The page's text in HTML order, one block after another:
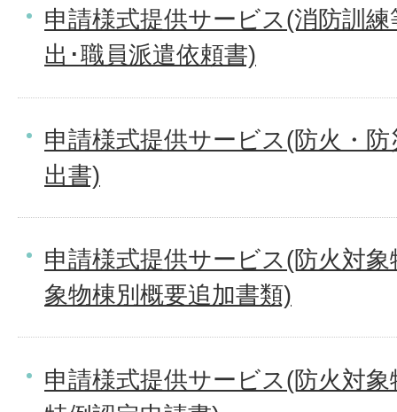
申請様式提供サービス(消防訓
出･職員派遣依頼書)
申請様式提供サービス(防火・
出書)
申請様式提供サービス(防火対
象物棟別概要追加書類)
申請様式提供サービス(防火対